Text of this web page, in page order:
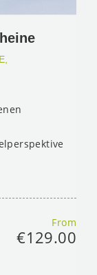
From
€129.00